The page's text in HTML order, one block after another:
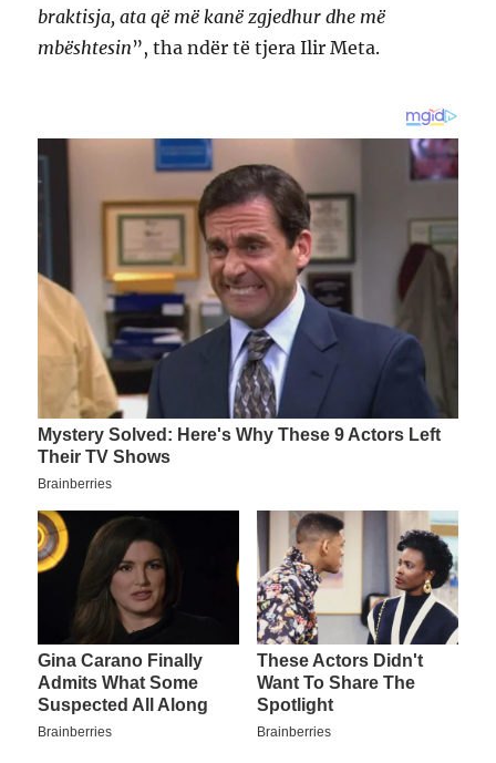
braktisja, ata që më kanë zgjedhur dhe më
mbështesin”, tha ndër të tjera Ilir Meta.